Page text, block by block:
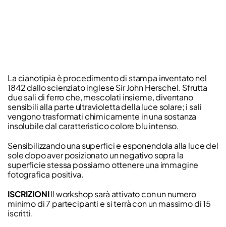
La cianotipia è procedimento di stampa inventato nel
1842 dallo scienziato inglese Sir John Herschel. Sfrutta
due sali di ferro che, mescolati insieme, diventano
sensibili alla parte ultravioletta della luce solare; i sali
vengono trasformati chimicamente in una sostanza
insolubile dal caratteristico colore blu intenso.
Sensibilizzando una superfici e esponendola alla luce del
sole dopo aver posizionato un negativo sopra la
superficie stessa possiamo ottenere una immagine
fotografica positiva.
ISCRIZIONIIl workshop sarà attivato con un numero
minimo di 7 partecipanti e si terrà con un massimo di 15
iscritti.